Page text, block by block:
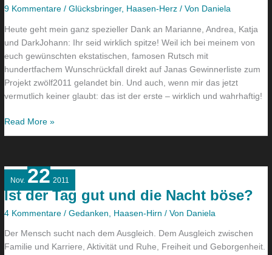
9 Kommentare /Glücksbringer, Haasen-Herz / Von Daniela
Heute geht mein ganz spezieller Dank an Marianne, Andrea, Katja
und DarkJohann: Ihr seid wirklich spitze! Weil ich bei meinem von
euch gewünschten ekstatischen, famosen Rutsch mit
hundertfachem Wunschrückfall direkt auf Janas Gewinnerliste zum
Projekt zwölf2011 gelandet bin. Und auch, wenn mir das jetzt
vermutlich keiner glaubt: das ist der erste – wirklich und wahrhaftig!
Read More »
Nov. 22 2011
Ist der Tag gut und die Nacht böse?
4 Kommentare /Gedanken Haasen-Hirn / Von Daniela
Der Mensch sucht nach dem Ausgleich. Dem Ausgleich zwischen
Familie und Karriere, Aktivität und Ruhe, Freiheit und Geborgenheit.
Ist
der
Tag
gut
die
Nacht